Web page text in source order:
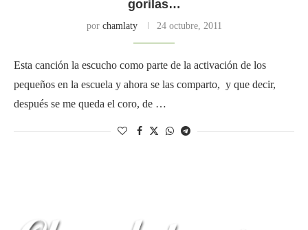
gorilas…
por chamlaty 24 octubre, 2011
Esta canción la escucho como parte de la activación de los
pequeños en la escuela y ahora se las comparto, y que decir,
después se me queda el coro, de …